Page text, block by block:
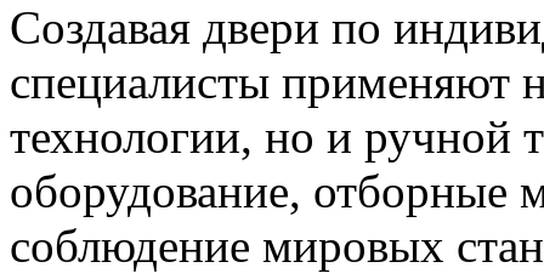
Создавая двери по
специалисты применяют
технологии, но и ручной
оборудование, отборные
соблюдение мировых